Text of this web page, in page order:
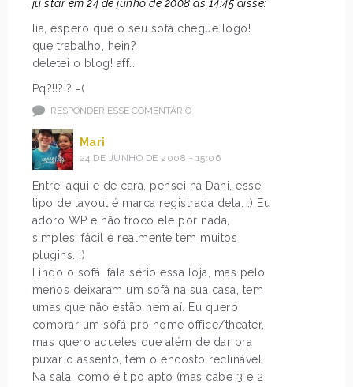
ju star em 24 de junho de 2008 às 14:45 disse:
lia, espero que o seu sofá chegue logo!
que trabalho, hein?
deletei o blog! aff…
Pq?!!?!? =(
RESPONDER ESSE COMENTÁRIO
Mari
24 DE JUNHO DE 2008 - 15:06
Entrei aqui e de cara, pensei na Dani, esse
tipo de layout é marca registrada dela. :) Eu
adoro WP e não troco ele por nada,
simples, fácil e realmente tem muitos
plugins. :)
Lindo o sofá, fala sério essa loja, mas pelo
menos deixaram um sofá na sua casa, tem
umas que não estão nem aí. Eu quero
comprar um sofá pro home office/theater,
mas quero aqueles que além de dar pra
puxar o assento, tem o encosto reclinável.
Na sala, como é tipo apto (mas cabe 3 e 2